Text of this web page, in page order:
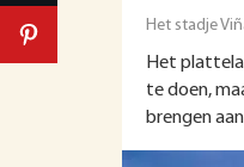
Het stadje
Het
te doen,
brengen